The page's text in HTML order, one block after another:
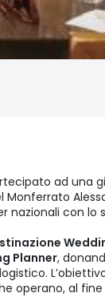
ad una
Monferrato
nazionali con
Planner,
operano, al